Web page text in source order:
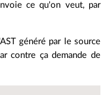
ce qu'on veut, par
généré par le source
contre ça demande de